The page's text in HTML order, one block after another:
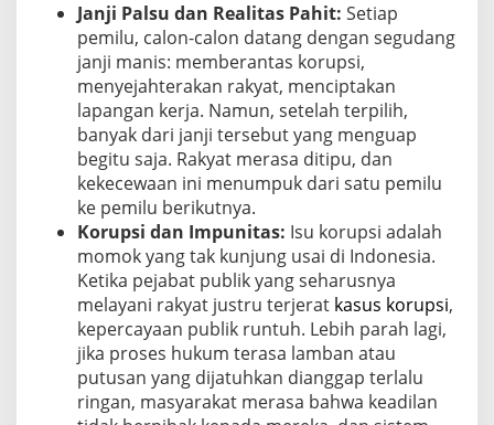
Janji Palsu dan Realitas Pahit: Setiap
pemilu, calon-calon datang dengan segudang
janji manis: memberantas korupsi,
menyejahterakan rakyat, menciptakan
lapangan kerja. Namun, setelah terpilih,
banyak dari janji tersebut yang menguap
begitu saja. Rakyat merasa ditipu, dan
kekecewaan ini menumpuk dari satu pemilu
ke pemilu berikutnya.
Korupsi dan Impunitas: Isu korupsi adalah
momok yang tak kunjung usai di Indonesia.
Ketika pejabat publik yang seharusnya
melayani rakyat justru terjerat kasus korupsi,
kepercayaan publik runtuh. Lebih parah lagi,
jika proses hukum terasa lamban atau
putusan yang dijatuhkan dianggap terlalu
ringan, masyarakat merasa bahwa keadilan